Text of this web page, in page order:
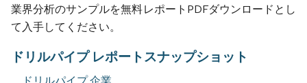
業界分析のサンプルを無料レポートPDFダウンロードとし
て入手してください。
ドリルパイプ レポートスナップショット
ドリルパイプ 企業